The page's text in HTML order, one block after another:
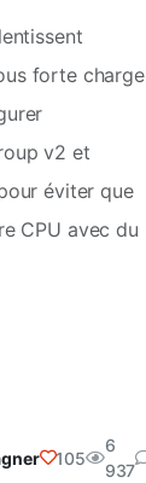
forte charge
v2 et
éviter que
CPU avec du
105
6
937